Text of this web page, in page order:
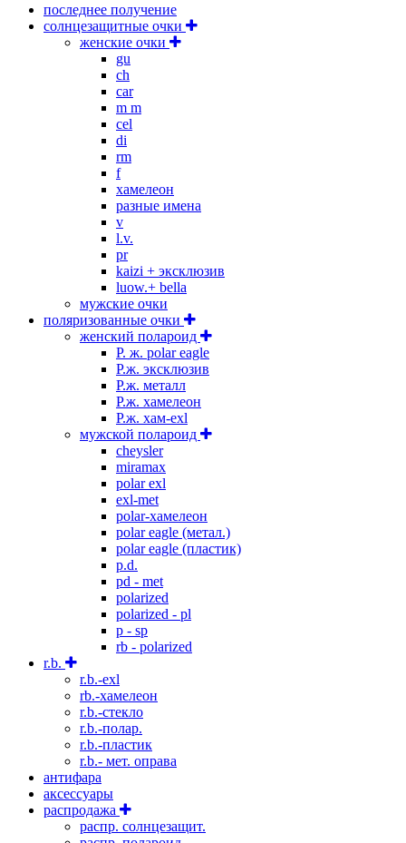
последнее получение
солнцезащитные очки
женские очки
gu
ch
car
m m
cel
di
rm
f
хамелеон
разные имена
v
l.v.
pr
kaizi + эксклюзив
luow.+ bella
мужские очки
поляризованные очки
женский полароид
P. ж. polar eagle
P.ж. эксклюзив
Р.ж. металл
P.ж. хамелеон
Р.ж. хам-exl
мужской полароид
cheysler
miramax
polar exl
exl-met
polar-хамелеон
polar eagle (метал.)
polar eagle (пластик)
p.d.
pd - met
polarized
polarized - pl
p - sp
rb - polarized
r.b.
r.b.-exl
rb.-хамелеон
r.b.-стекло
r.b.-полар.
r.b.-пластик
r.b.- мет. оправа
антифара
аксессуары
распродажа
распр. солнцезащит.